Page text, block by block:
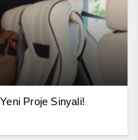
Proje Sinyali!